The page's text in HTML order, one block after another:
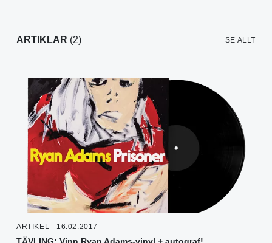
ARTIKLAR (2) SE ALLT
ARTIKEL - 16.02.2017